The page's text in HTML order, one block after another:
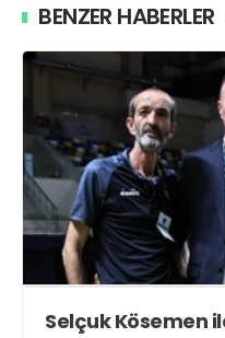
BENZER HABERLER
Selçuk Kösemen